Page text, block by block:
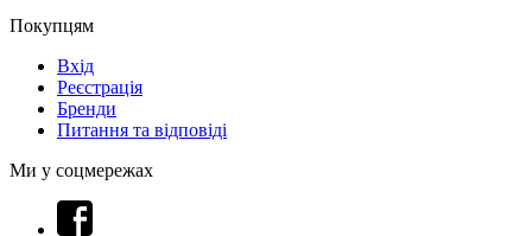
Покупцям
Вхід
Реєстрація
Бренди
Питання та відповіді
Ми у соцмережах